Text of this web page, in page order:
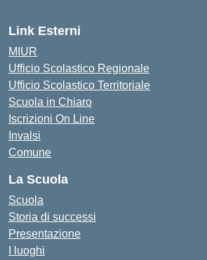
Link Esterni
MIUR
Ufficio Scolastico Regionale
Ufficio Scolastico Territoriale
Scuola in Chiaro
Iscrizioni On Line
Invalsi
Comune
La Scuola
Scuola
Storia di successi
Presentazione
I luoghi